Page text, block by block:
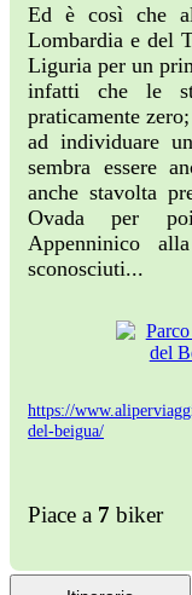
Ed è così che
Lombardia e del
Liguria per un
infatti che le
praticamente
ad individuare
sembra essere
anche stavolta
Ovada per
Appenninico
sconosciuti...
https://
del-beigua/
Piace a 7 biker